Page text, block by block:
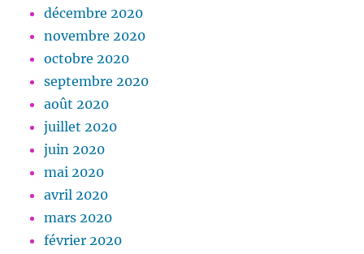
décembre 2020
novembre 2020
octobre 2020
septembre 2020
août 2020
juillet 2020
juin 2020
mai 2020
avril 2020
mars 2020
février 2020